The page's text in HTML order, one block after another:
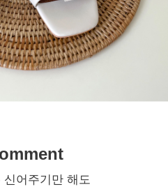
신어주기만 해도